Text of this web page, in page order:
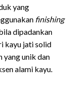
yang
finishing
dipadankan
kayu jati solid
yang unik dan
alami kayu.